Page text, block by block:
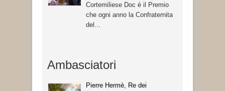
Cortemiliese Doc è il Premio
che ogni anno la Confraternita
del...
Ambasciatori
Pierre Hermè, Re dei